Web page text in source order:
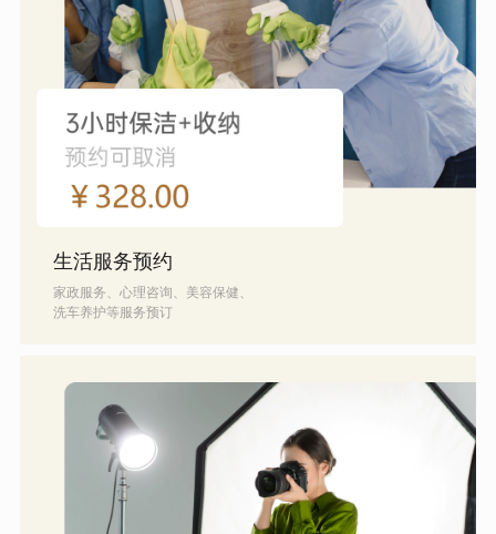
生活服务预约
家政服务、心理咨询、美容保健、
洗车养护等服务预订